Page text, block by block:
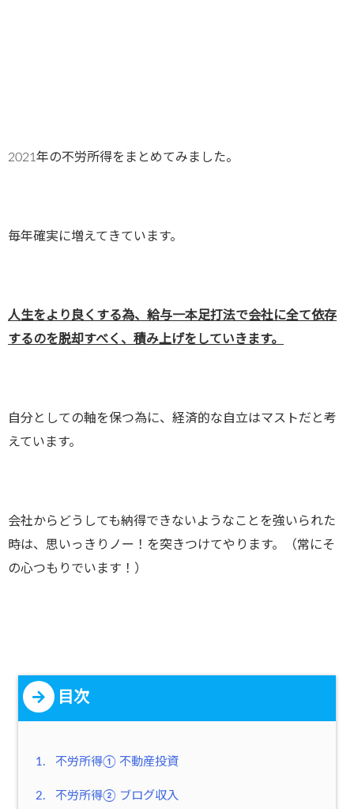
2021年の不労所得をまとめてみました。
毎年確実に増えてきています。
人生をより良くする為、給与一本足打法で会社に全て依存
するのを脱却すべく、積み上げをしていきます。
自分としての軸を保つ為に、経済的な自立はマストだと考
えています。
会社からどうしても納得できないようなことを強いられた
時は、思いっきりノー！を突きつけてやります。（常にそ
の心つもりでいます！）
目次
1. 不労所得① 不動産投資
2. 不労所得② ブログ収入